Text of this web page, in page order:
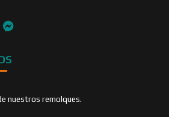
nuestros remolques.